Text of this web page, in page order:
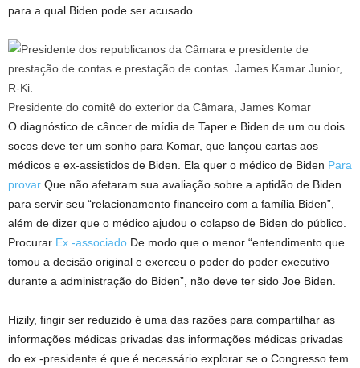
para a qual Biden pode ser acusado.
Presidente do comitê do exterior da Câmara, James Komar
O diagnóstico de câncer de mídia de Taper e Biden de um ou dois
socos deve ter um sonho para Komar, que lançou cartas aos
médicos e ex-assistidos de Biden. Ela quer o médico de Biden Para
provar Que não afetaram sua avaliação sobre a aptidão de Biden
para servir seu “relacionamento financeiro com a família Biden”,
além de dizer que o médico ajudou o colapso de Biden do público.
Procurar Ex -associado De modo que o menor “entendimento que
tomou a decisão original e exerceu o poder do poder executivo
durante a administração do Biden”, não deve ter sido Joe Biden.
Hizily, fingir ser reduzido é uma das razões para compartilhar as
informações médicas privadas das informações médicas privadas
do ex -presidente é que é necessário explorar se o Congresso tem